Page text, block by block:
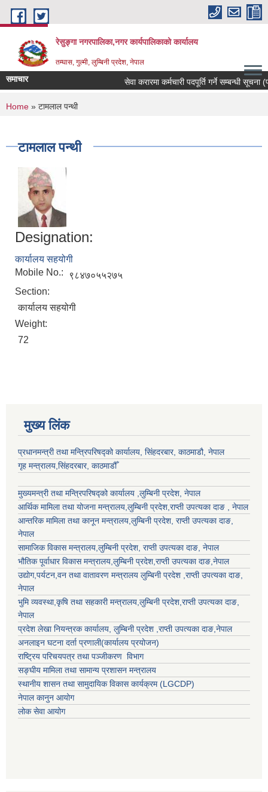
Skip to main content
रेसुङ्गा नगरपालिका,नगर कार्यपालिकाको कार्यालय
तम्घास, गुल्मी, लुम्बिनी प्रदेश, नेपाल
समाचार सेवा करारमा कर्मचारी पदपूर्ति गर्ने सम्बन्धी सूचना
You are here
Home » टामलाल पन्थी
टामलाल पन्थी
Designation:
कार्यालय सहयोगी
Mobile No.:
९८४७०५५२७५
Section:
कार्यालय सहयोगी
Weight:
72
मुख्य लिंक
प्रधानमन्त्री तथा मन्त्रिपरिषद्को कार्यालय, सिंहदरबार, काठमाडौ, नेपाल
गृह मन्त्रालय,सिंहदरबार, काठमाडौँ
मुख्यमन्त्री तथा मन्त्रिपरिषद्को कार्यालय ,लुम्बिनी प्रदेश, नेपाल
आर्थिक मामिला तथा योजना मन्त्रालय,लुम्बिनी प्रदेश,राप्ती उपत्यका दाङ , नेपाल
आन्तरिक मामिला तथा कानून मन्त्रालय,लुम्बिनी प्रदेश, राप्ती उपत्यका दाङ,
नेपाल
सामाजिक विकास मन्त्रालय,लुम्बिनी प्रदेश, राप्ती उपत्यका दाङ, नेपाल
भौतिक पूर्वाधार विकास मन्त्रालय,लुम्बिनी प्रदेश,राप्ती उपत्यका दाङ,नेपाल
उद्याेग,पर्यटन,वन तथा वातावरण मन्त्रालय लुम्बिनी प्रदेश ,राप्ती उपत्यका दाङ,
नेपाल
भुमि व्यवस्था,कृषि तथा सहकारी मन्त्रालय,लुम्बिनी प्रदेश,राप्ती उपत्यका दाङ,
नेपाल
प्रदेश लेखा नियन्त्रक कार्यालय, लुम्बिनी प्रदेश ,राप्ती उपत्यका दाङ,नेपाल
अनलाइन घटना दर्ता प्रणाली(कार्यालय प्रयोजन)
राष्ट्रिय परिचयपत्र तथा पञ्जीकरण विभाग
सङ्घीय मामिला तथा सामान्य प्रशासन मन्त्रालय
स्थानीय शासन तथा सामुदायिक विकास कार्यक्रम (LGCDP)
नेपाल कानुन आयोग
लोक सेवा आयोग